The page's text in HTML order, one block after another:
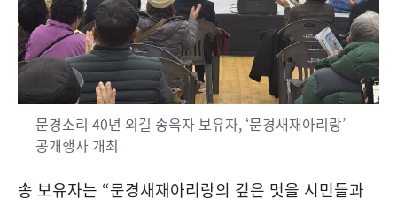
문경소리 40년 외길 송옥자 보유자, ‘문경새재아리랑’
공개행사 개최
송 보유자는 “문경새재아리랑의 깊은 멋을 시민들과